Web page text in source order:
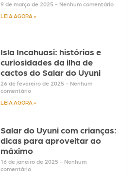
9 de março de 2025 Nenhum comentário
LEIA AGORA »
Isla Incahuasi: histórias e
curiosidades da ilha de
cactos do Salar do Uyuni
26 de fevereiro de 2025
Nenhum
comentário
LEIA AGORA »
Salar do Uyuni com crianças:
dicas para aproveitar ao
máximo
16 de janeiro de 2025
Nenhum
comentário